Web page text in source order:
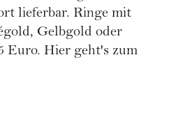
lieferbar. Ringe mit
Gelbgold oder
Euro. Hier geht's zum